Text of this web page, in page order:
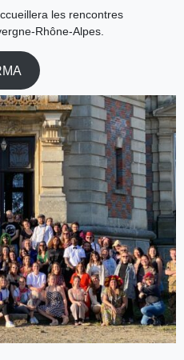
les rencontres
Rhône-Alpes.